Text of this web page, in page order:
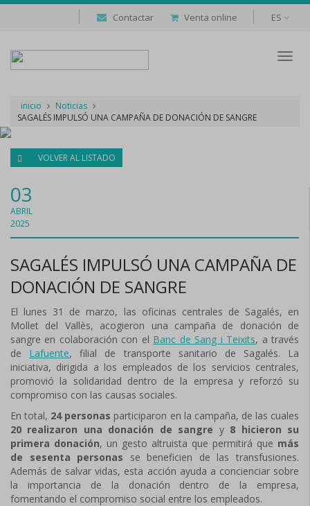
Contactar Venta online ES
inicio
Noticias
SAGALÉS IMPULSÓ UNA CAMPAÑA DE DONACIÓN DE SANGRE
VOLVER AL LISTADO
03
ABRIL
2025
SAGALÉS IMPULSÓ UNA CAMPAÑA DE
DONACIÓN DE SANGRE
El lunes 31 de marzo, las oficinas centrales de Sagalés, en
Mollet del Vallès, acogieron una campaña de donación de
sangre en colaboración con el Banc de Sang i Teixits, a través
de Lafuente, filial de transporte sanitario de Sagalés. La
iniciativa, dirigida a los empleados de los servicios centrales,
promovió la solidaridad dentro de la empresa y reforzó su
compromiso con las causas sociales.
En total, 24 personas participaron en la campaña, de las cuales
20 realizaron una donación de sangre y 8 hicieron su
primera donación, un gesto altruista que permitirá que más
de sesenta personas se beneficien de las transfusiones.
Además de salvar vidas, esta acción ayuda a concienciar sobre
la importancia de la donación dentro de la empresa,
fomentando el compromiso social entre los empleados.